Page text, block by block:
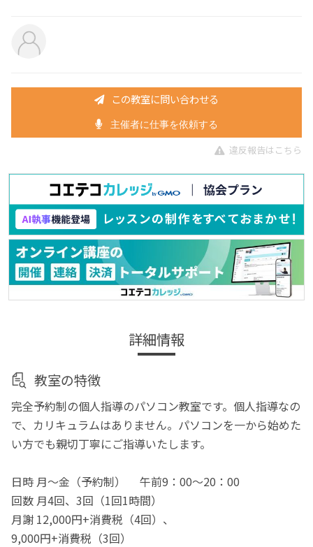
この教室に問い合わせる
主催者に仕事を依頼する
違反報告はこちら
詳細情報
教室の特徴
完全予約制の個人指導のパソコン教室です。個人指導なの
で、カリキュラムはありません。パソコンを一から始めた
い方でも親切丁寧にご指導いたします。
日時 月～金（予約制） 午前9：00～20：00
回数 月4回、3回（1回1時間）
月謝 12,000円+消費税（4回）、
9,000円+消費税（3回）